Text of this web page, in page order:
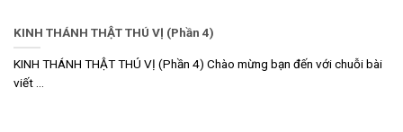
KINH THÁNH THẬT THÚ VỊ (Phần 4)
KINH THÁNH THẬT THÚ VỊ (Phần 4) Chào mừng bạn đến với chuỗi bài
viết ...